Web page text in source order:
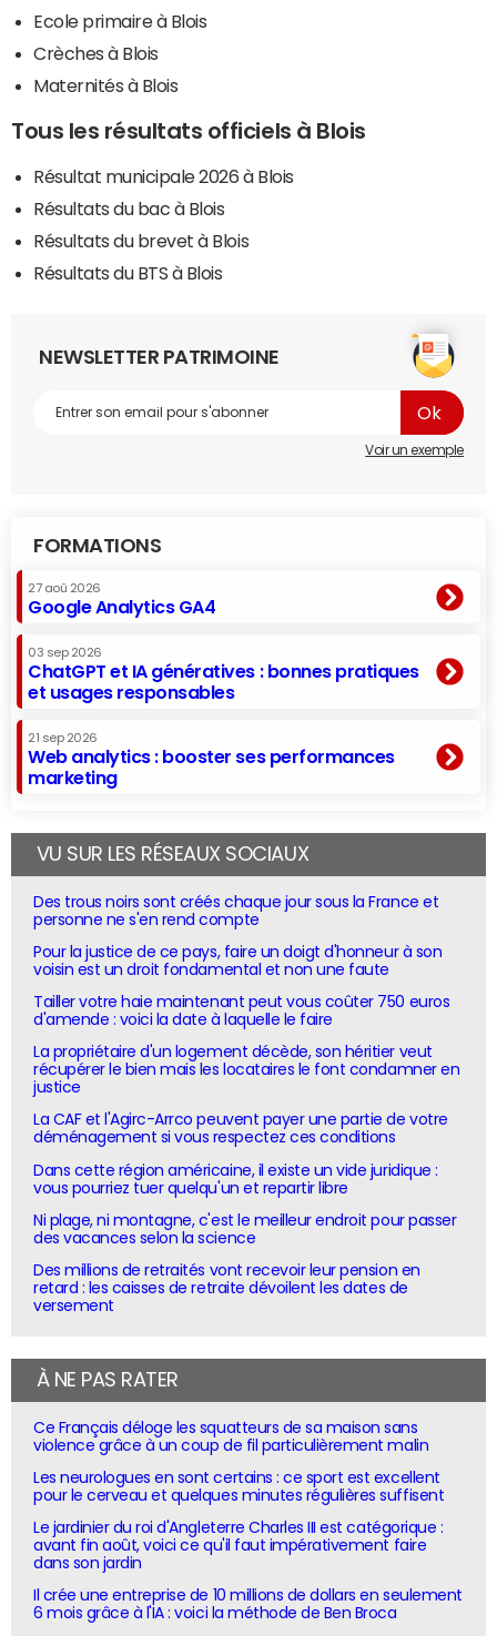
Ecole primaire à Blois
Crèches à Blois
Maternités à Blois
Tous les résultats officiels à Blois
Résultat municipale 2026 à Blois
Résultats du bac à Blois
Résultats du brevet à Blois
Résultats du BTS à Blois
NEWSLETTER PATRIMOINE
Voir un exemple
FORMATIONS
27 aoû 2026
Google Analytics GA4
03 sep 2026
ChatGPT et IA génératives : bonnes pratiques
et usages responsables
21 sep 2026
Web analytics : booster ses performances
marketing
VU SUR LES RÉSEAUX SOCIAUX
Des trous noirs sont créés chaque jour sous la France et
personne ne s'en rend compte
Pour la justice de ce pays, faire un doigt d'honneur à son
voisin est un droit fondamental et non une faute
Tailler votre haie maintenant peut vous coûter 750 euros
d'amende : voici la date à laquelle le faire
La propriétaire d'un logement décède, son héritier veut
récupérer le bien mais les locataires le font condamner en
justice
La CAF et l'Agirc-Arrco peuvent payer une partie de votre
déménagement si vous respectez ces conditions
Dans cette région américaine, il existe un vide juridique :
vous pourriez tuer quelqu'un et repartir libre
Ni plage, ni montagne, c'est le meilleur endroit pour passer
des vacances selon la science
Des millions de retraités vont recevoir leur pension en
retard : les caisses de retraite dévoilent les dates de
versement
À NE PAS RATER
Ce Français déloge les squatteurs de sa maison sans
violence grâce à un coup de fil particulièrement malin
Les neurologues en sont certains : ce sport est excellent
pour le cerveau et quelques minutes régulières suffisent
Le jardinier du roi d'Angleterre Charles III est catégorique :
avant fin août, voici ce qu'il faut impérativement faire
dans son jardin
Il crée une entreprise de 10 millions de dollars en seulement
6 mois grâce à l'IA : voici la méthode de Ben Broca